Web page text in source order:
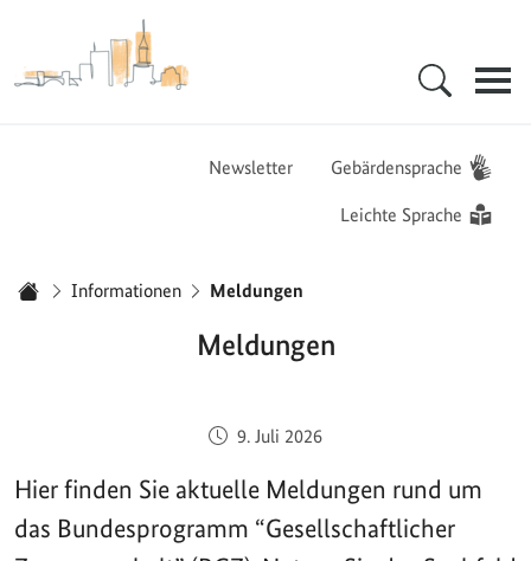
Zur Startseite - BGZ - Bundesamt für Migration und Flüchtlinge
Newsletter Gebärdensprache
Leichte Sprache
Informationen Meldungen
Meldungen
Veröffentlicht am:
9. Juli 2026
Hier finden Sie aktuelle Meldungen rund um
das Bundesprogramm “Gesellschaftlicher